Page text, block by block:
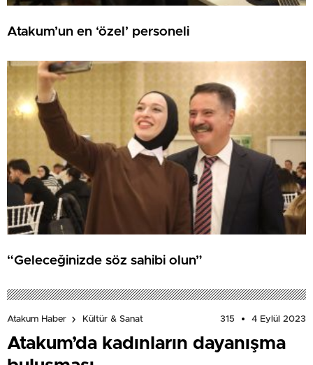
Atakum’un en ‘özel’ personeli
“Geleceğinizde söz sahibi olun”
Atakum Haber Kültür & Sanat 315 4 Eylül 2023
Atakum’da kadınların dayanışma